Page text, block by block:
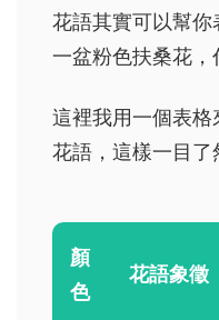
花語其實可以幫
一盆粉色扶桑花，
這裡我用一個表
花語，這樣一目了
顏
色
花語象徵